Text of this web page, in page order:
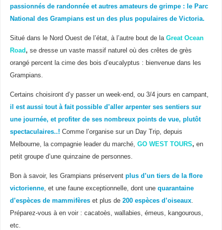
passionnés de randonnée et autres amateurs de grimpe : le Parc
National des Grampians est un des plus populaires de Victoria.
Situé dans le Nord Ouest de l’état, à l’autre bout de la Great Ocean
Road , se dresse un vaste massif naturel où des crêtes de grès
orangé percent la cime des bois d’eucalyptus : bienvenue dans les
Grampians.
Certains choisiront d’y passer un week-end, ou 3/4 jours en campant,
il est aussi tout à fait possible d’aller arpenter ses sentiers sur
une journée, et profiter de ses nombreux points de vue, plutôt
spectaculaires..! Comme l’organise sur un Day Trip, depuis
Melbourne, la compagnie leader du marché, GO WEST TOURS, en
petit groupe d’une quinzaine de personnes.
Bon à savoir, les Grampians préservent plus d’un tiers de la flore
victorienne, et une faune exceptionnelle, dont une quarantaine
d’espèces de mammifèreset plus de200 espèces d’oiseaux.
Préparez-vous à en voir : cacatoès, wallabies, émeus, kangourous,
etc.